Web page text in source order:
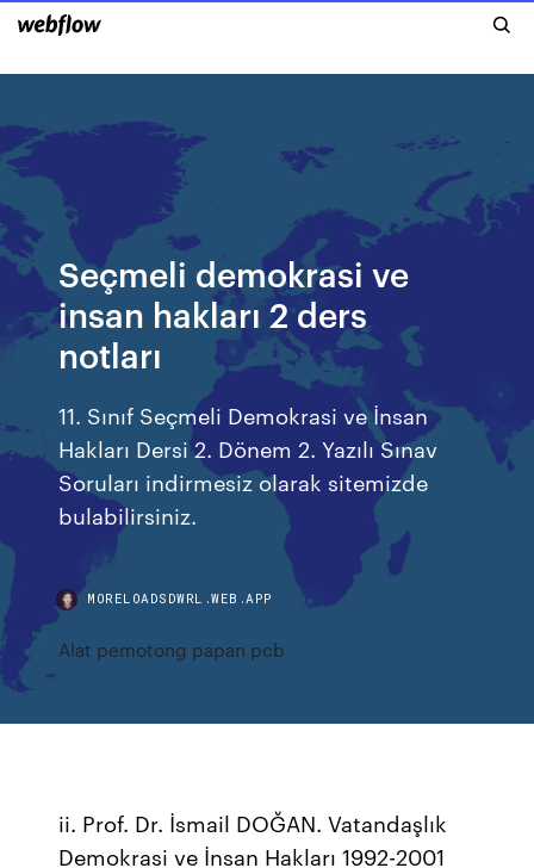
Seçmeli demokrasi ve
insan hakları 2 ders
notları
11. Sınıf Seçmeli Demokrasi ve İnsan
Hakları Dersi 2. Dönem 2. Yazılı Sınav
Soruları indirmesiz olarak sitemizde
bulabilirsiniz.
MORELOADSDWRL.WEB.APP
Alat pemotong papan pcb
ii. Prof. Dr. İsmail DOĞAN. Vatandaşlık
Demokrasi ve İnsan Hakları 1992-2001